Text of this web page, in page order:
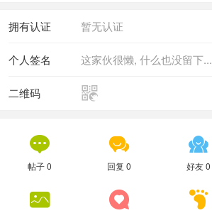
暂无认证
拥有认证
这家伙很懒, 什么也没留下...
个人签名

二维码

帖子 0

回复 0

好友 0
  